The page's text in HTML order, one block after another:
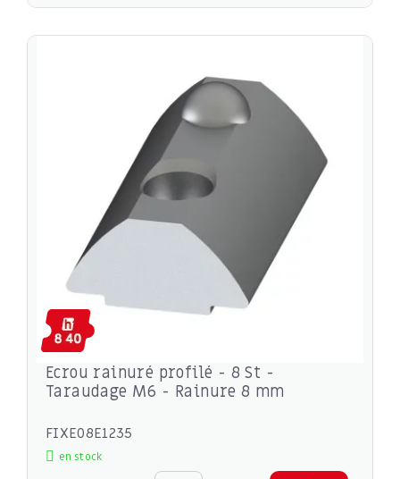
Ecrou rainuré profilé - 8 St -
Taraudage M6 - Rainure 8 mm
FIXE08E1235
en stock